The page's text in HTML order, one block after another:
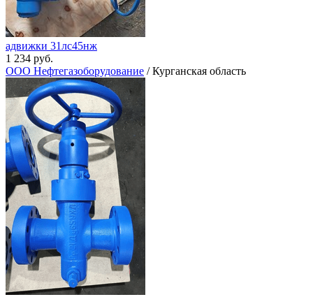
адвижки 31лс45нж
1 234 руб.
ООО Нефтегазоборудование / Курганская область